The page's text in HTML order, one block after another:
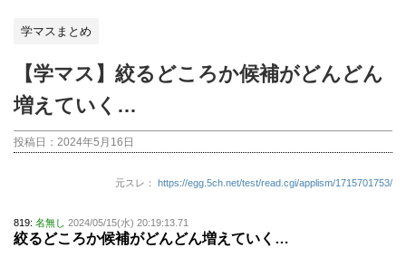
学マスまとめ
【学マス】絞るどころか候補がどんどん
増えていく…
投稿日： 2024年5月16日
元スレ： https://egg.5ch.net/test/read.cgi/applism/1715701753/
819: 名無し 2024/05/15(水) 20:19:13.71
絞るどころか候補がどんどん増えていく…